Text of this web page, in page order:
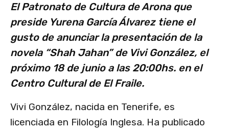
El Patronato de Cultura de Arona que
preside Yurena García Álvarez tiene el
gusto de anunciar la presentación de la
novela “Shah Jahan” de Vivi González, el
próximo 18 de junio a las 20:00hs. en el
Centro Cultural de El Fraile.
Vivi González, nacida en Tenerife, es
licenciada en Filología Inglesa. Ha publicado